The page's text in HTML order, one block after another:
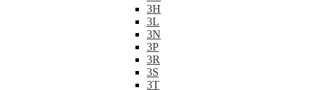
3H
3L
3N
3P
3R
3S
3T